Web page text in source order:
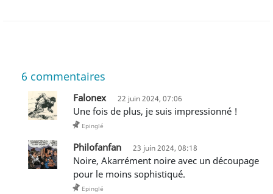
6 commentaires
Falonex 22 juin 2024, 07:06
Une fois de plus, je suis impressionné !
Epinglé
Philofanfan 23 juin 2024, 08:18
Noire, Akarrément noire avec un découpage
pour le moins sophistiqué.
Epinglé